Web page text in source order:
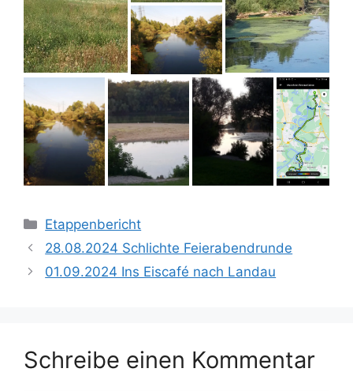
Kategorien
Etappenbericht
28.08.2024 Schlichte Feierabendrunde
01.09.2024 Ins Eiscafé nach Landau
Schreibe einen Kommentar